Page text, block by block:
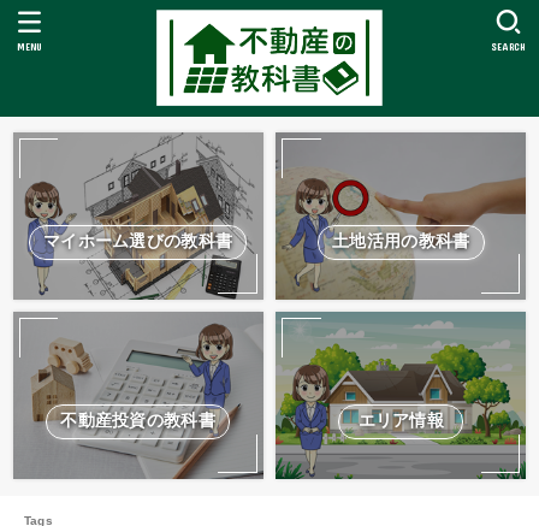
SEARCH
MENU
マイホーム選びの教科書 土地活用の教科書
不動産投資の教科書 エリア情報